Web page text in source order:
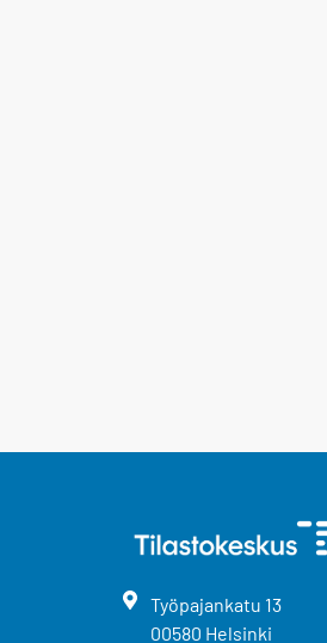
Työpajankatu 13
00580 Helsinki